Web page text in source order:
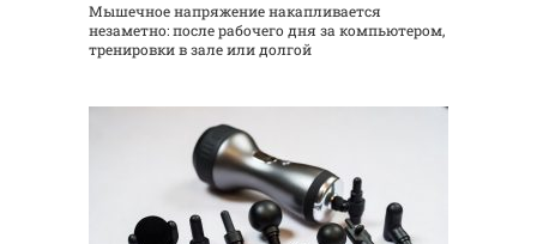
Мышечное напряжение накапливается
незаметно: после рабочего дня за компьютером,
тренировки в зале или долгой